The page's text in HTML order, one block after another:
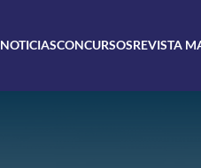
NOTICIASCONCURSOSREVISTA